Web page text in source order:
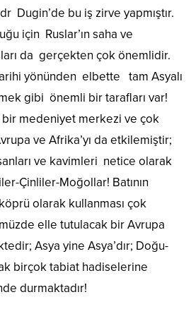
Dugin’de bu iş zirve yapmıştır.
için Ruslar’ın saha ve
da gerçekten çok önemlidir.
yönünden elbette tam Asyalı
gibi önemli bir tarafları var!
medeniyet merkezi ve çok
ve Afrika’yı da etkilemiştir;
ve kavimleri netice olarak
Çinliler-Moğollar! Batının
olarak kullanması çok
elle tutulacak bir Avrupa
Asya yine Asya’dır; Doğu-
birçok tabiat hadiselerine
durmaktadır!